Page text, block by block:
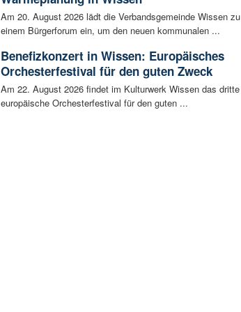
Am 20. August 2026 lädt die Verbandsgemeinde Wissen zu
einem Bürgerforum ein, um den neuen kommunalen ...
Benefizkonzert in Wissen: Europäisches
Orchesterfestival für den guten Zweck
Am 22. August 2026 findet im Kulturwerk Wissen das dritte
europäische Orchesterfestival für den guten ...